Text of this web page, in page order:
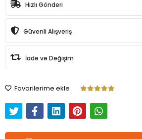
Hızlı Gönderi
Güvenli Alışveriş
İade ve Değişim
Favorilerime ekle